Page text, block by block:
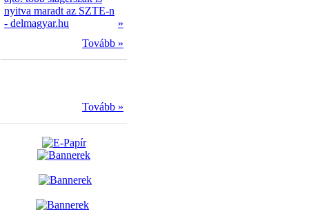
nyitva maradt az SZTE-n
- delmagyar.hu
»
Tovább »
Tovább »